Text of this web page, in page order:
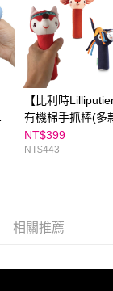
意方可使用
公司不負相關責
戶狀況，依本公司即
公司將視審查結果
惡意使用之情形，
取法律行動。
【比利時
有機棉手抓棒(多
選)
NT$399
NT$443
相關推薦